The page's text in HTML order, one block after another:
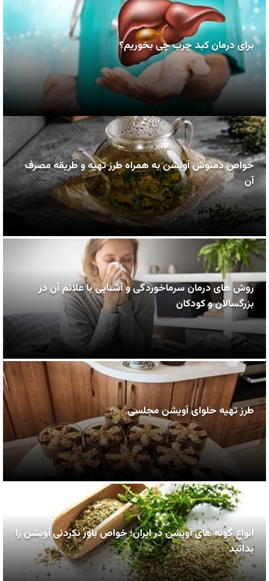
برای درمان کبد چرب چی بخوریم؟
خواص دمنوش آویشن به همراه طرز تهیه و طریقه مصرف
آن
روش های درمان سرماخوردگی و آشنایی با علائم آن در
بزرگسالان و کودکان
طرز تهیه حلوای آویشن مجلسی
انواع گونه های آویشن در ایران؛ خواص باور نکردنی آویشن را
بدانید